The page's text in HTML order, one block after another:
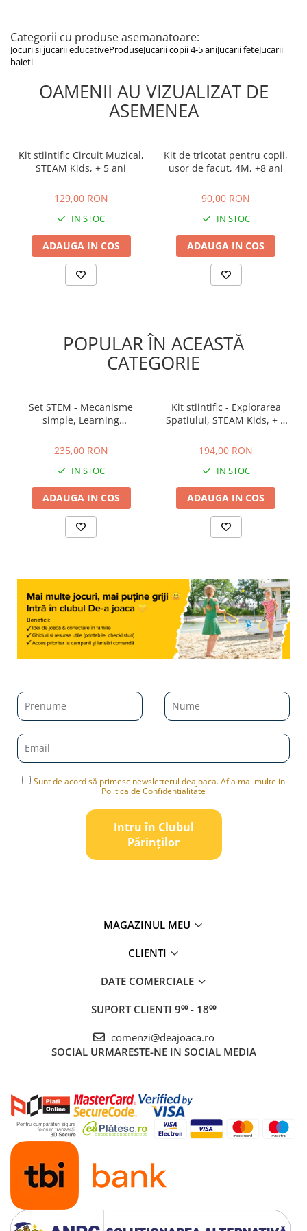
Categorii cu produse asemanatoare:
Jocuri si jucarii educativeProduseJucarii copii 4-5 aniJucarii feteJucarii
baieti
OAMENII AU VIZUALIZAT DE
ASEMENEA
Kit stiintific Circuit Muzical,
STEAM Kids, + 5 ani
129,00 RON
IN STOC
ADAUGA IN COS
Kit de tricotat pentru copii,
usor de facut, 4M, +8 ani
90,00 RON
IN STOC
ADAUGA IN COS
POPULAR ÎN ACEASTĂ
CATEGORIE
Set STEM - Mecanisme
simple, Learning
235,00 RON
IN STOC
ADAUGA IN COS
Kit stiintific - Explorarea
Spatiului, STEAM Kids, + 5
194,00 RON
IN STOC
ADAUGA IN COS
Sunt de acord să primesc newsletterul deajoaca. Afla mai multe in
Politica de Confidentialitate
Intru în Clubul
Pǎrinților
MAGAZINUL MEU
CLIENTI
DATE COMERCIALE
SUPORT CLIENTI 9⁰⁰ - 18⁰⁰
comenzi@deajoaca.ro
SOCIAL URMARESTE-NE IN SOCIAL MEDIA